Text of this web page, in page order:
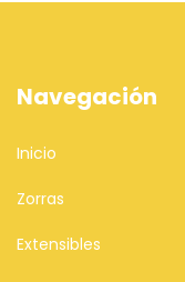
Navegación
Inicio
Zorras
Extensibles